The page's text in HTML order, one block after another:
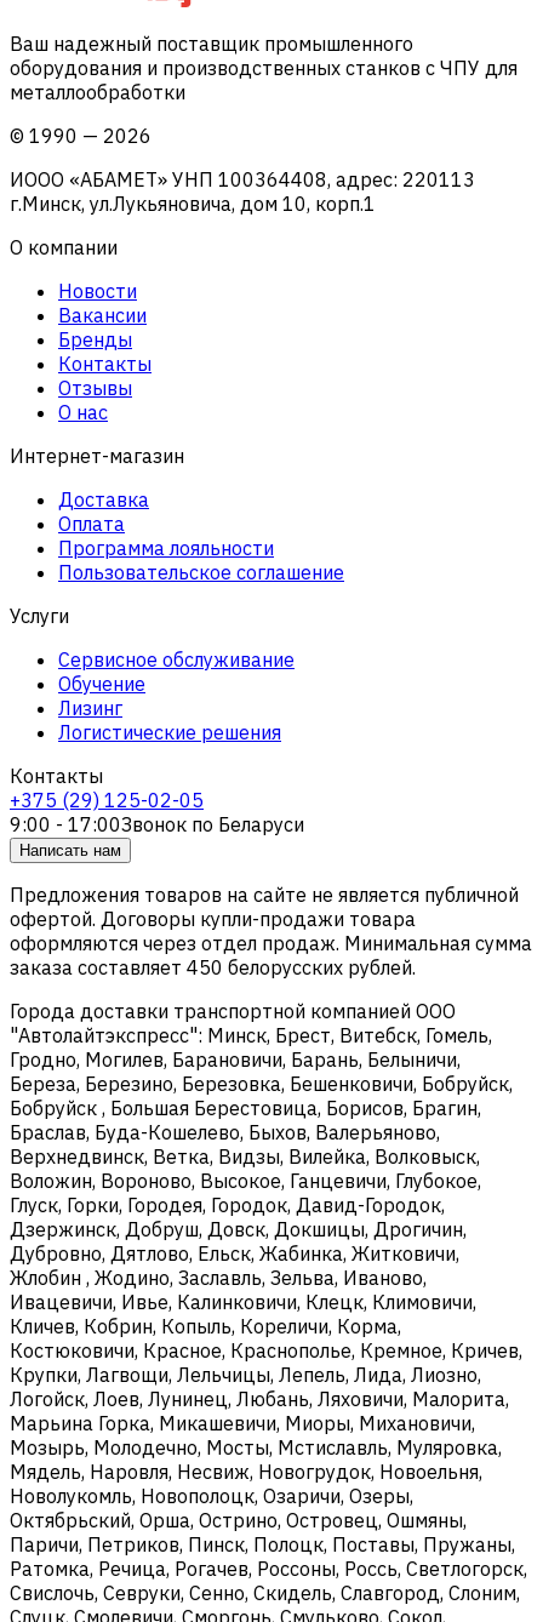
Ваш надежный поставщик промышленного
оборудования и производственных станков с ЧПУ для
металлообработки
© 1990 — 2026
ИООО «АБАМЕТ» УНП 100364408, адрес: 220113
г.Минск, ул.Лукьяновича, дом 10, корп.1
О компании
Новости
Вакансии
Бренды
Контакты
Отзывы
О нас
Интернет-магазин
Доставка
Оплата
Программа лояльности
Пользовательское соглашение
Услуги
Сервисное обслуживание
Обучение
Лизинг
Логистические решения
Контакты
+375 (29) 125-02-05
9:00 - 17:00Звонок по Беларуси
Написать нам
Предложения товаров на сайте не является публичной
офертой. Договоры купли-продажи товара
оформляются через отдел продаж. Минимальная сумма
заказа составляет 450 белорусских рублей.
Города доставки транспортной компанией ООО
"Автолайтэкспресс": Минск, Брест, Витебск, Гомель,
Гродно, Могилев, Барановичи, Барань, Белыничи,
Береза, Березино, Березовка, Бешенковичи, Бобруйск,
Бобруйск , Большая Берестовица, Борисов, Брагин,
Браслав, Буда-Кошелево, Быхов, Валерьяново,
Верхнедвинск, Ветка, Видзы, Вилейка, Волковыск,
Воложин, Вороново, Высокое, Ганцевичи, Глубокое,
Глуск, Горки, Городея, Городок, Давид-Городок,
Дзержинск, Добруш, Довск, Докшицы, Дрогичин,
Дубровно, Дятлово, Ельск, Жабинка, Житковичи,
Жлобин , Жодино, Заславль, Зельва, Иваново,
Ивацевичи, Ивье, Калинковичи, Клецк, Климовичи,
Кличев, Кобрин, Копыль, Кореличи, Корма,
Костюковичи, Красное, Краснополье, Кремное, Кричев,
Крупки, Лагвощи, Лельчицы, Лепель, Лида, Лиозно,
Логойск, Лоев, Лунинец, Любань, Ляховичи, Малорита,
Марьина Горка, Микашевичи, Миоры, Михановичи,
Мозырь, Молодечно, Мосты, Мстиславль, Муляровка,
Мядель, Наровля, Несвиж, Новогрудок, Новоельня,
Новолукомль, Новополоцк, Озаричи, Озеры,
Октябрьский, Орша, Острино, Островец, Ошмяны,
Паричи, Петриков, Пинск, Полоцк, Поставы, Пружаны,
Ратомка, Речица, Рогачев, Россоны, Россь, Светлогорск,
Свислочь, Севруки, Сенно, Скидель, Славгород, Слоним,
Слуцк, Смолевичи, Сморгонь, Смульково, Сокол,